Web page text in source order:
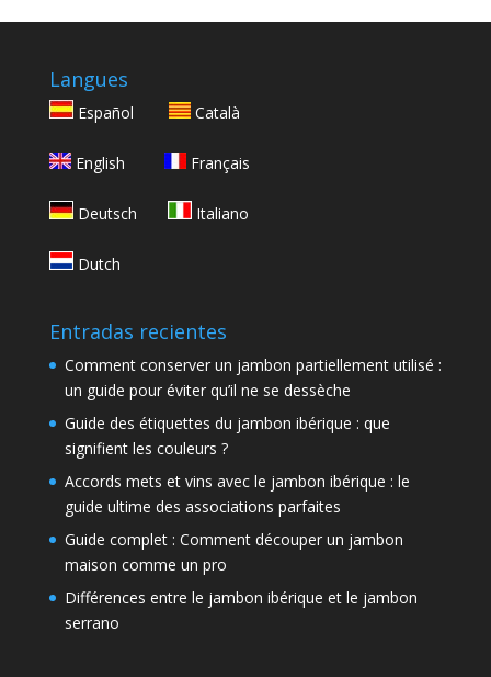
Langues
Español Català
English Français
Deutsch Italiano
Dutch
Entradas recientes
Comment conserver un jambon partiellement utilisé :
un guide pour éviter qu’il ne se dessèche
Guide des étiquettes du jambon ibérique : que
signifient les couleurs ?
Accords mets et vins avec le jambon ibérique : le
guide ultime des associations parfaites
Guide complet : Comment découper un jambon
maison comme un pro
Différences entre le jambon ibérique et le jambon
serrano